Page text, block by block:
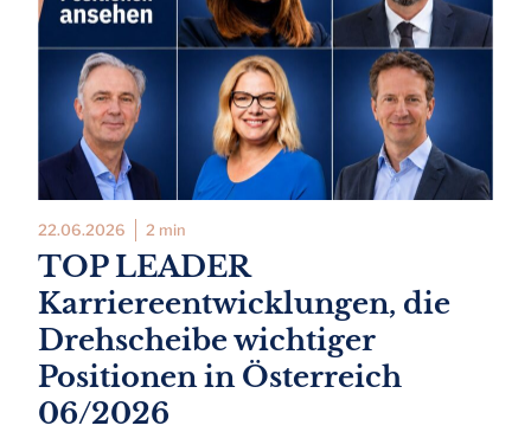
22.06.2026 2 min
TOP LEADER
Karriereentwicklungen, die
Drehscheibe wichtiger
Positionen in Österreich
06/2026